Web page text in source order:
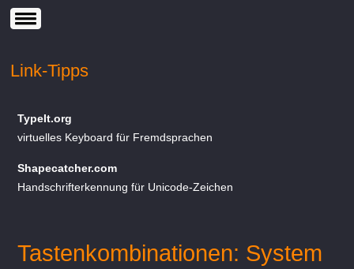
Link-Tipps
TypeIt.org
virtuelles Keyboard für Fremdsprachen
Shapecatcher.com
Handschrifterkennung für Unicode-Zeichen
Tastenkombinationen: System